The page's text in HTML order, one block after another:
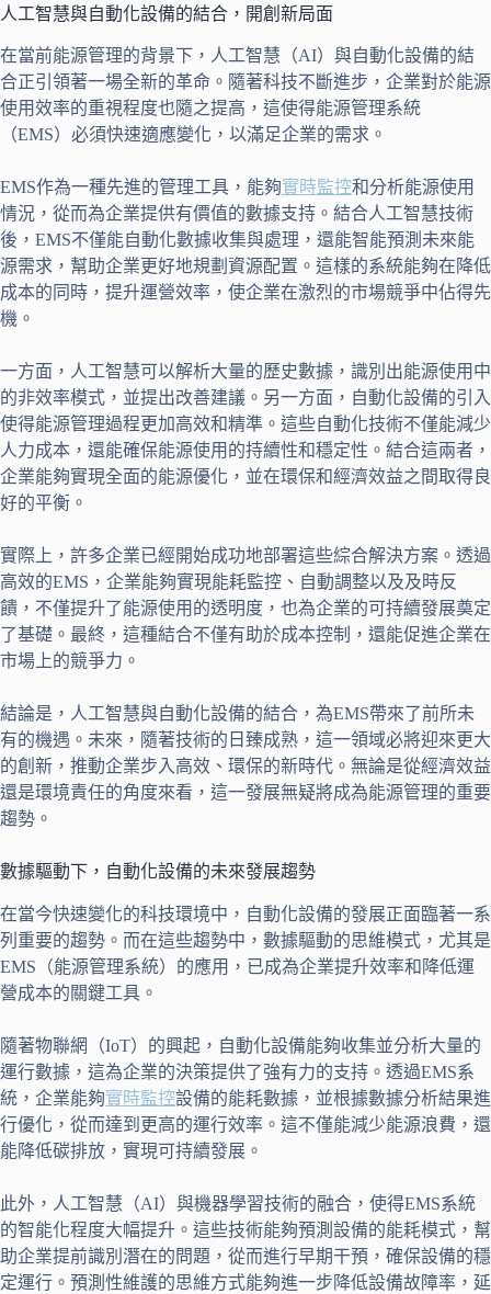
人工智慧與自動化設備的結合，開創新局面
在當前能源管理的背景下，人工智慧（AI）與自動化設備的結
合正引領著一場全新的革命。隨著科技不斷進步，企業對於能源
使用效率的重視程度也隨之提高，這使得能源管理系統
（EMS）必須快速適應變化，以滿足企業的需求。
EMS作為一種先進的管理工具，能夠實時監控和分析能源使用
情況，從而為企業提供有價值的數據支持。結合人工智慧技術
後，EMS不僅能自動化數據收集與處理，還能智能預測未來能
源需求，幫助企業更好地規劃資源配置。這樣的系統能夠在降低
成本的同時，提升運營效率，使企業在激烈的市場競爭中佔得先
機。
一方面，人工智慧可以解析大量的歷史數據，識別出能源使用中
的非效率模式，並提出改善建議。另一方面，自動化設備的引入
使得能源管理過程更加高效和精準。這些自動化技術不僅能減少
人力成本，還能確保能源使用的持續性和穩定性。結合這兩者，
企業能夠實現全面的能源優化，並在環保和經濟效益之間取得良
好的平衡。
實際上，許多企業已經開始成功地部署這些綜合解決方案。透過
高效的EMS，企業能夠實現能耗監控、自動調整以及及時反
饋，不僅提升了能源使用的透明度，也為企業的可持續發展奠定
了基礎。最終，這種結合不僅有助於成本控制，還能促進企業在
市場上的競爭力。
結論是，人工智慧與自動化設備的結合，為EMS帶來了前所未
有的機遇。未來，隨著技術的日臻成熟，這一領域必將迎來更大
的創新，推動企業步入高效、環保的新時代。無論是從經濟效益
還是環境責任的角度來看，這一發展無疑將成為能源管理的重要
趨勢。
數據驅動下，自動化設備的未來發展趨勢
在當今快速變化的科技環境中，自動化設備的發展正面臨著一系
列重要的趨勢。而在這些趨勢中，數據驅動的思維模式，尤其是
EMS（能源管理系統）的應用，已成為企業提升效率和降低運
營成本的關鍵工具。
隨著物聯網（IoT）的興起，自動化設備能夠收集並分析大量的
運行數據，這為企業的決策提供了強有力的支持。透過EMS系
統，企業能夠實時監控設備的能耗數據，並根據數據分析結果進
行優化，從而達到更高的運行效率。這不僅能減少能源浪費，還
能降低碳排放，實現可持續發展。
此外，人工智慧（AI）與機器學習技術的融合，使得EMS系統
的智能化程度大幅提升。這些技術能夠預測設備的能耗模式，幫
助企業提前識別潛在的問題，從而進行早期干預，確保設備的穩
定運行。預測性維護的思維方式能夠進一步降低設備故障率，延